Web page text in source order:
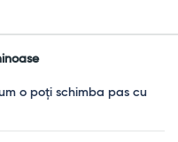
o poți schimba pas cu